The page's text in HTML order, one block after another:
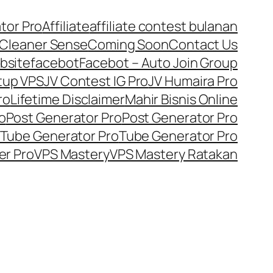
ProAffiliateaffiliate contest bulanan
SenseComing SoonContact Us
facebotFacebot – Auto Join Group
VPSJV Contest IG ProJV Humaira Pro
Lifetime DisclaimerMahir Bisnis Online
Post Generator ProPost Generator Pro
Tube Generator ProTube Generator Pro
ProVPS MasteryVPS Mastery Ratakan